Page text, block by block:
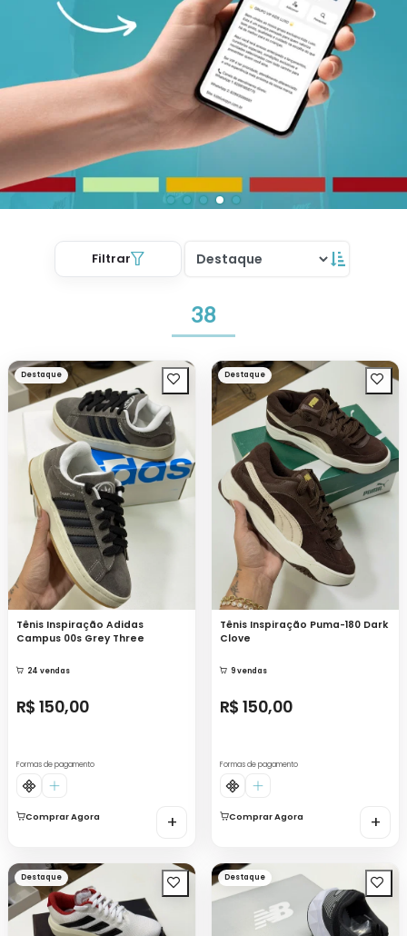
Filtrar
38
Destaque
Tênis Inspiração Adidas
Campus 00s Grey Three
24 vendas
R$ 150,00
Formas de pagamento
Comprar Agora +
Destaque
Tênis Inspiração Puma-180 Dark
Clove
9 vendas
R$ 150,00
Formas de pagamento
Comprar Agora +
Destaque Destaque